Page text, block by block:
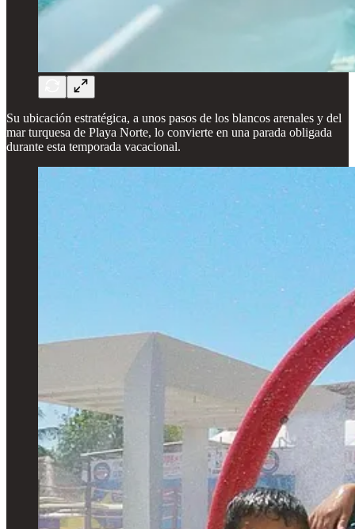
Su ubicación estratégica, a unos pasos de los blancos arenales y del
mar turquesa de Playa Norte, lo convierte en una parada obligada
durante esta temporada vacacional.